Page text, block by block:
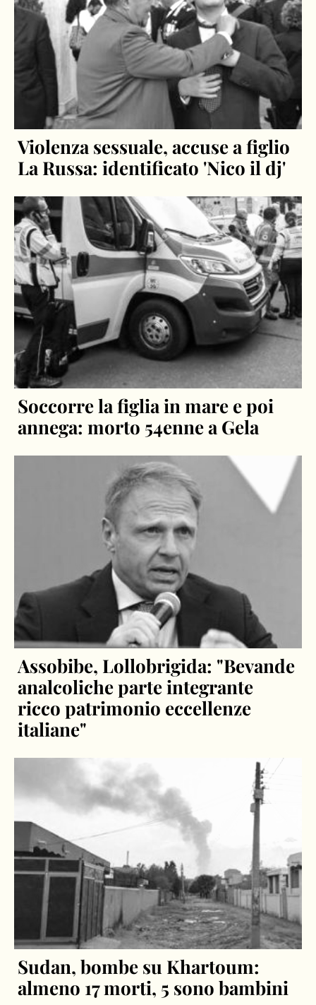
Violenza sessuale, accuse a figlio
La Russa: identificato 'Nico il dj'
Soccorre la figlia in mare e poi
annega: morto 54enne a Gela
Assobibe, Lollobrigida: "Bevande
analcoliche parte integrante
ricco patrimonio eccellenze
italiane"
Sudan, bombe su Khartoum:
almeno 17 morti, 5 sono bambini